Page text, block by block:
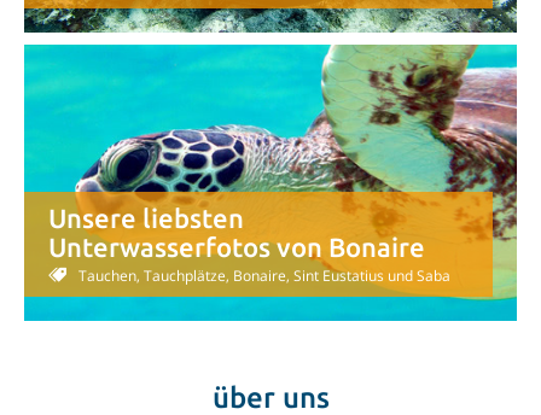
Unsere liebsten
Unterwasserfotos von Bonaire
Tauchen, Tauchplätze, Bonaire, Sint Eustatius und Saba
über uns